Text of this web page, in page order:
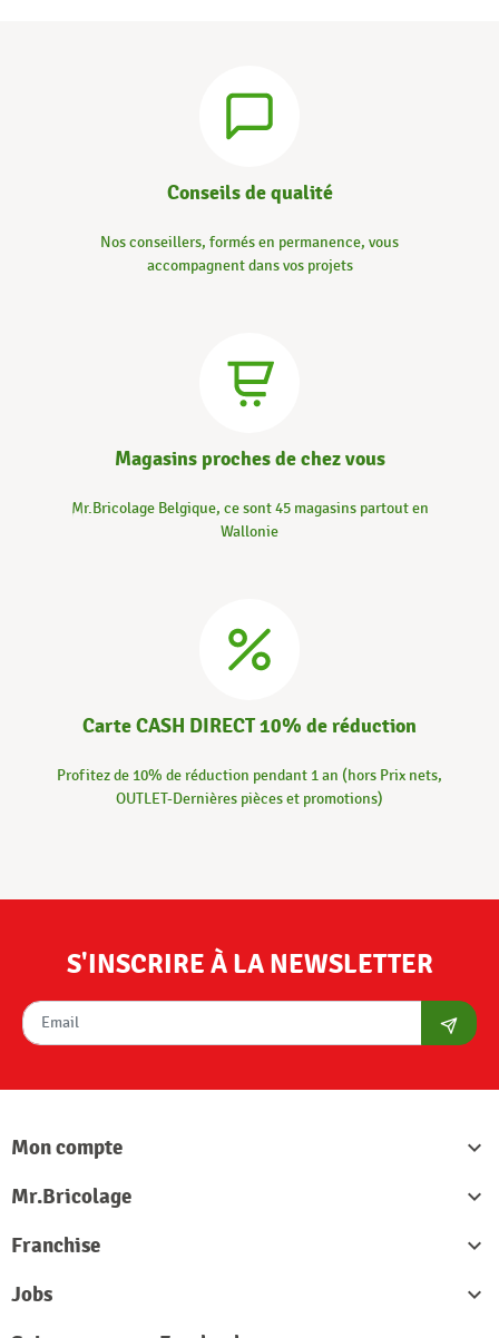
Conseils de qualité
Nos conseillers, formés en permanence, vous
accompagnent dans vos projets
Magasins proches de chez vous
Mr.Bricolage Belgique, ce sont 45 magasins partout en
Wallonie
Carte CASH DIRECT 10% de réduction
Profitez de 10% de réduction pendant 1 an (hors Prix nets,
OUTLET-Dernières pièces et promotions)
S'INSCRIRE À LA NEWSLETTER
Mon compte

Mr.Bricolage

Franchise

Jobs
